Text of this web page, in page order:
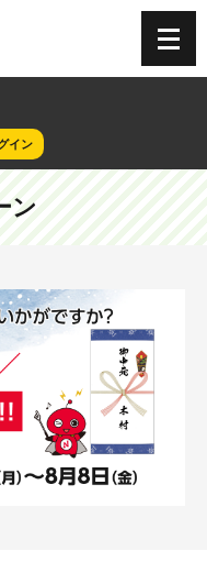
CRELIEN |
イン
ン